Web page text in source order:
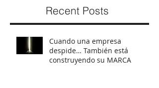
estrategiaRecent Posts
Cuando una empresa
despide… También está
construyendo su MARCA